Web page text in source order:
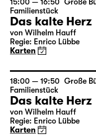
Fr 25.12.
15:00 — 16:50 Große
Familienstück
Das kalte Herz
von Wilhelm Hauff
Regie: Enrico Lübbe
Karten
18:00 — 19:50 Große
Familienstück